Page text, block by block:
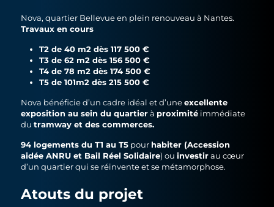
Nova, quartier Bellevue en plein renouveau à Nantes.
Travaux en cours
T2 de 40 m2 dès 117 500 €
T3 de 62 m2 dès 156 500 €
T4 de 78 m2 dès 174 500 €
T5 de 101m2 dès 215 500 €
Nova bénéficie d’un cadre idéal et d’uneexcellente
exposition au sein du quartierà proximitéimmédiate
du tramway et des commerces.
94 logements du T1 au T5pour habiter (Accession
aidée ANRU et Bail Réel Solidaire) ou investirau cœur
d’un quartier qui se réinvente et se métamorphose.
Atouts du projet